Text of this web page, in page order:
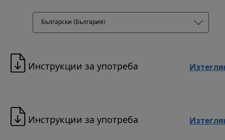
Български (България)
Инструкции за употреба
Инструкции за употреба